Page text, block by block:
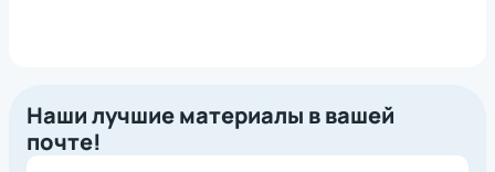
Наши лучшие материалы в вашей
почте!